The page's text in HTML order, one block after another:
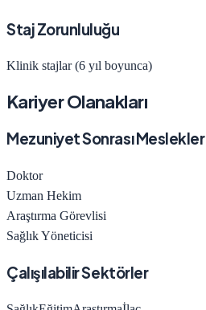
Staj Zorunluluğu
Klinik stajlar (6 yıl boyunca)
Kariyer Olanakları
Mezuniyet Sonrası Meslekler
Doktor
Uzman Hekim
Araştırma Görevlisi
Sağlık Yöneticisi
Çalışılabilir Sektörler